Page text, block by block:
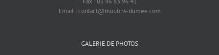
Email : contact@moulins-dumee.com
GALERIE DE PHOTOS